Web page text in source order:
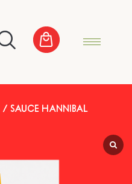
/ SAUCE HANNIBAL